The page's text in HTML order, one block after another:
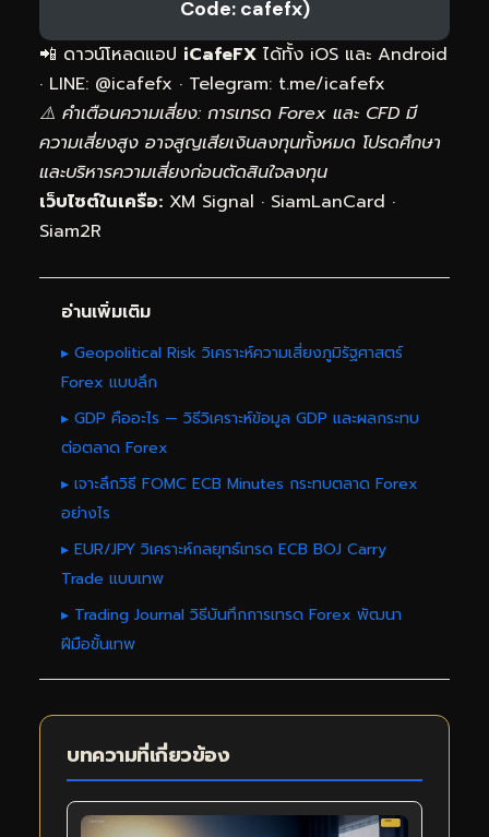
Code: cafefx)
📲 ดาวน์โหลดแอป iCafeFX ได้ทั้ง iOS และ Android
· LINE: @icafefx · Telegram: t.me/icafefx
⚠️ คำเตือนความเสี่ยง: การเทรด Forex และ CFD มี
ความเสี่ยงสูง อาจสูญเสียเงินลงทุนทั้งหมด โปรดศึกษา
และบริหารความเสี่ยงก่อนตัดสินใจลงทุน
เว็บไซต์ในเครือ: XM Signal · SiamLanCard ·
Siam2R
อ่านเพิ่มเติม
▸ Geopolitical Risk วิเคราะห์ความเสี่ยงภูมิรัฐศาสตร์
Forex แบบลึก
▸ GDP คืออะไร — วิธีวิเคราะห์ข้อมูล GDP และผลกระทบ
ต่อตลาด Forex
▸ เจาะลึกวิธี FOMC ECB Minutes กระทบตลาด Forex
อย่างไร
▸ EUR/JPY วิเคราะห์กลยุทธ์เทรด ECB BOJ Carry
Trade แบบเทพ
▸ Trading Journal วิธีบันทึกการเทรด Forex พัฒนา
ฝีมือขั้นเทพ
บทความที่เกี่ยวข้อง